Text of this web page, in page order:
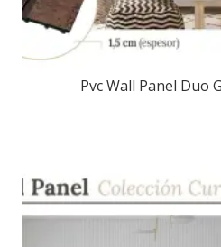
Pvc Wall Panel Duo